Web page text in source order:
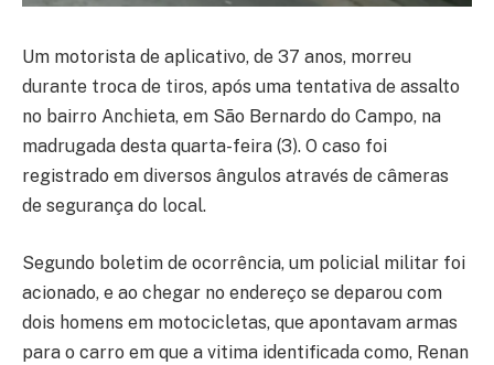
Um motorista de aplicativo, de 37 anos, morreu
durante troca de tiros, após uma tentativa de assalto
no bairro Anchieta, em São Bernardo do Campo, na
madrugada desta quarta-feira (3). O caso foi
registrado em diversos ângulos através de câmeras
de segurança do local.
Segundo boletim de ocorrência, um policial militar foi
acionado, e ao chegar no endereço se deparou com
dois homens em motocicletas, que apontavam armas
para o carro em que a vitima identificada como, Renan